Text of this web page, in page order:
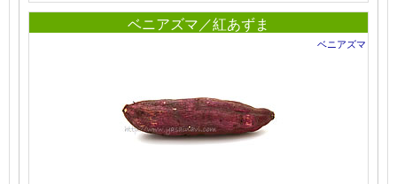
ベニアズマ／紅あずま
ベニアズマ